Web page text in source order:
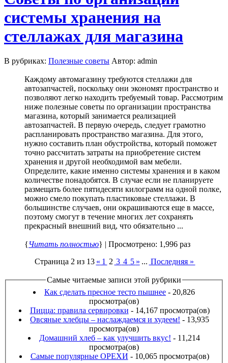
системы хранения на
стеллажах для магазина
В рубриках: Полезные советы Автор: admin
Каждому автомагазину требуются стеллажи для
автозапчастей, поскольку они экономят пространство и
позволяют легко находить требуемый товар. Рассмотрим
ниже полезные советы по организации пространства
магазина, который занимается реализацией
автозапчастей. В первую очередь, следует грамотно
распланировать пространство магазина. Для этого,
нужно составить план обустройства, который поможет
точно рассчитать затраты на приобретение систем
хранения и другой необходимой вам мебели.
Определите, какие именно системы хранения и в каком
количестве понадобятся. В случае если не планируете
размещать более пятидесяти килограмм на одной полке,
можно смело покупать пластиковые стеллажи. В
большинстве случаев, они окрашиваются еще в массе,
поэтому смогут в течение многих лет сохранять
прекрасный внешний вид, что обязательно ...
{Читать полностью} | Просмотрено: 1,996 раз
Страница 2 из 13 « 1 2 3 4 5 » ... Последняя »
Самые читаемые записи этой рубрики
Как сделать пресное тесто пышнее - 20,826
просмотра(ов)
Пицца: правила сервировки - 14,167 просмотра(ов)
Овсяные хлебцы – наслаждаемся и худеем! - 13,935
просмотра(ов)
Домашний хлеб – как улучшить вкус! - 11,214
просмотра(ов)
Самые популярные ОРЕХИ - 10,065 просмотра(ов)